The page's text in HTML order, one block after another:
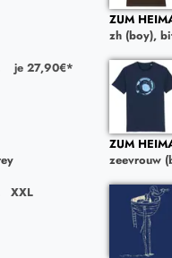
ZUM
zh (boy),
je 27,90€*
ZUM
zeevrouw
XXL